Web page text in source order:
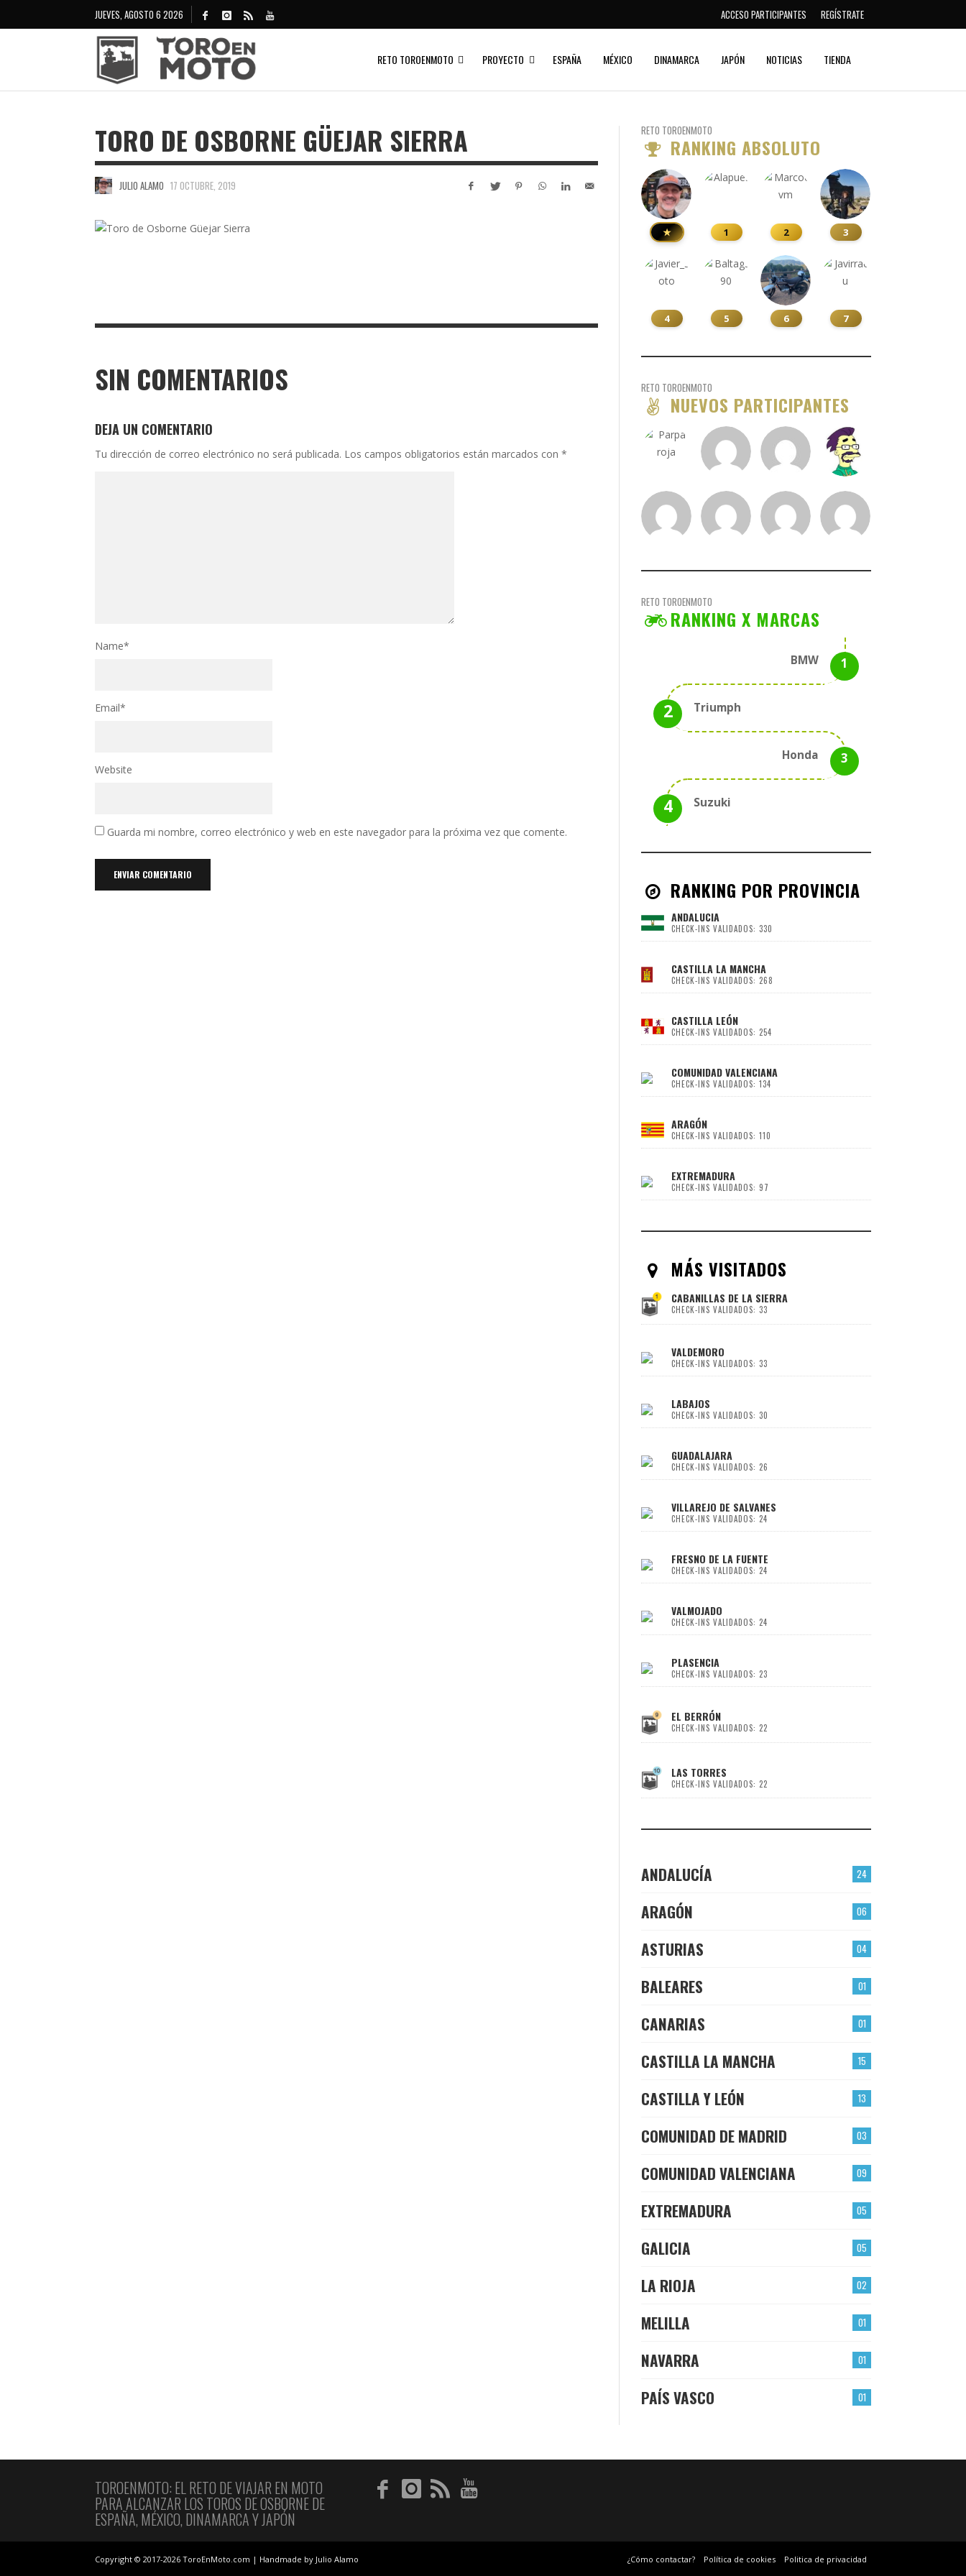
JUEVES, AGOSTO 6 2026 ACCESO PARTICIPANTES REGÍSTRATE
RETO TOROENMOTO PROYECTO ESPAÑA MÉXICO DINAMARCA JAPÓN NOTICIAS TIENDA
TORO DE OSBORNE GÜEJAR SIERRA
JULIO ALAMO 17 OCTUBRE, 2019
SIN COMENTARIOS
DEJA UN COMENTARIO
Tu dirección de correo electrónico no será publicada. Los campos obligatorios están marcados con *
Name*
Email*
Website
Guarda mi nombre, correo electrónico y web en este navegador para la próxima vez que comente.
RETO TOROENMOTO
RANKING ABSOLUTO
★ 1 2 3
4 5 6 7
RETO TOROENMOTO
NUEVOS PARTICIPANTES
RETO TOROENMOTO
RANKING X MARCAS
BMW
Triumph
Honda
Suzuki
RANKING POR PROVINCIA
ANDALUCIA
CHECK-INS VALIDADOS: 330
CASTILLA LA MANCHA
CHECK-INS VALIDADOS: 268
CASTILLA LEÓN
CHECK-INS VALIDADOS: 254
COMUNIDAD VALENCIANA
CHECK-INS VALIDADOS: 134
ARAGÓN
CHECK-INS VALIDADOS: 110
EXTREMADURA
CHECK-INS VALIDADOS: 97
MÁS VISITADOS
CABANILLAS DE LA SIERRA
CHECK-INS VALIDADOS: 33
VALDEMORO
CHECK-INS VALIDADOS: 33
LABAJOS
CHECK-INS VALIDADOS: 30
GUADALAJARA
CHECK-INS VALIDADOS: 26
VILLAREJO DE SALVANES
CHECK-INS VALIDADOS: 24
FRESNO DE LA FUENTE
CHECK-INS VALIDADOS: 24
VALMOJADO
CHECK-INS VALIDADOS: 24
PLASENCIA
CHECK-INS VALIDADOS: 23
EL BERRÓN
CHECK-INS VALIDADOS: 22
LAS TORRES
CHECK-INS VALIDADOS: 22
24
ANDALUCÍA
06
ARAGÓN
04
ASTURIAS
01
BALEARES
01
CANARIAS
15
CASTILLA LA MANCHA
13
CASTILLA Y LEÓN
03
COMUNIDAD DE MADRID
09
COMUNIDAD VALENCIANA
05
EXTREMADURA
05
GALICIA
02
LA RIOJA
01
MELILLA
01
NAVARRA
01
PAÍS VASCO
TOROENMOTO: EL RETO DE VIAJAR EN MOTO
PARA ALCANZAR LOS TOROS DE OSBORNE DE
ESPAÑA, MÉXICO, DINAMARCA Y JAPÓN
Copyright © 2017-2026 ToroEnMoto.com | Handmade by Julio Alamo ¿Cómo contactar? Política de cookies Politica de privacidad